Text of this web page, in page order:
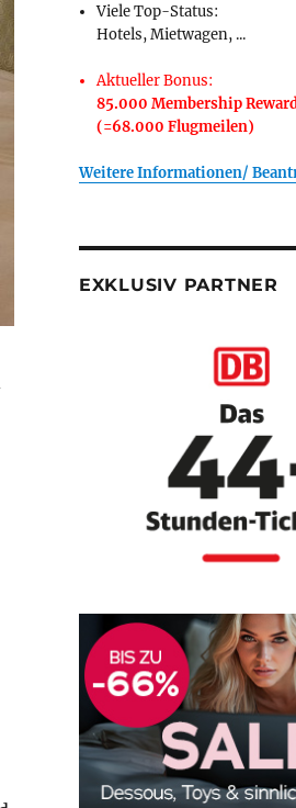
Viele Top-Status:
Hotels, Mietwagen, ...
Aktueller Bonus:
85.000 Membership
(=68.000 Flugmeilen)
Weitere Informationen/
EXKLUSIV PARTNER